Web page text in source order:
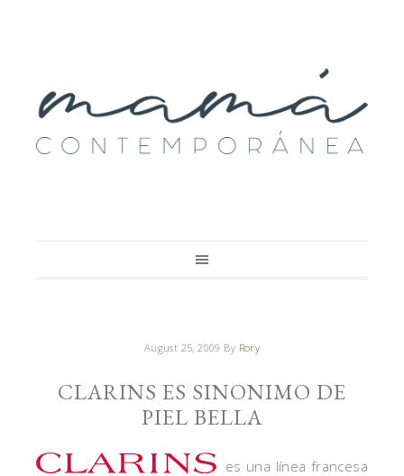
August 25, 2009 By Rory
CLARINS ES SINONIMO DE
PIEL BELLA
es una línea francesa